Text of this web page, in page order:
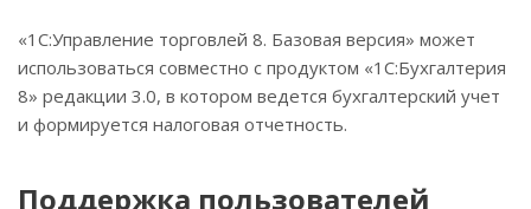
«1С:Управление торговлей 8. Базовая версия» может
использоваться совместно с продуктом «1С:Бухгалтерия
8» редакции 3.0, в котором ведется бухгалтерский учет
и формируется налоговая отчетность.
Поддержка пользователей